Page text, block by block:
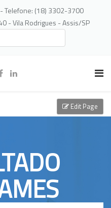
Telefone: (18) 3302-3700
- Vila Rodrigues - Assis/SP
Edit Page